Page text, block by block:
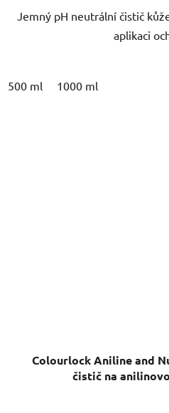
Jemný pH neutrální čistič
aplikaci
Colourlock Aniline and
čistič na